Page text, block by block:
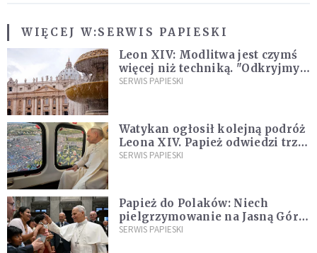
WIĘCEJ W:SERWIS PAPIESKI
Leon XIV: Modlitwa jest czymś
więcej niż techniką. "Odkryjmy
ją na nowo"
SERWIS PAPIESKI
Watykan ogłosił kolejną podróż
Leona XIV. Papież odwiedzi trzy
kraje Ameryki Południowej
SERWIS PAPIESKI
Papież do Polaków: Niech
pielgrzymowanie na Jasną Górę
umocni wiarę i nadzieję
SERWIS PAPIESKI